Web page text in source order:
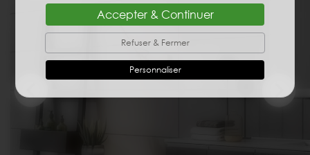
Accepter & Continuer
Refuser & Fermer
Personnaliser